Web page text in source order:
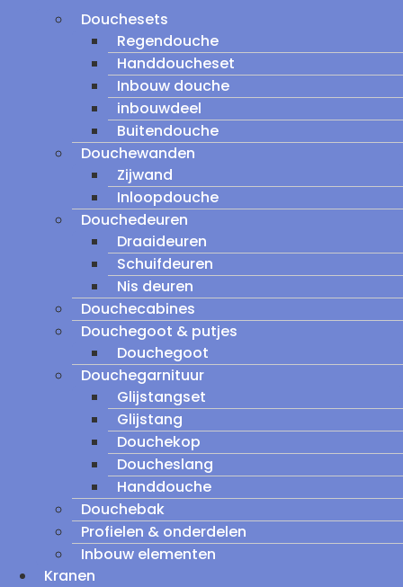
Douchesets
Regendouche
Handdoucheset
Inbouw douche
inbouwdeel
Buitendouche
Douchewanden
Zijwand
Inloopdouche
Douchedeuren
Draaideuren
Schuifdeuren
Nis deuren
Douchecabines
Douchegoot & putjes
Douchegoot
Douchegarnituur
Glijstangset
Glijstang
Douchekop
Doucheslang
Handdouche
Douchebak
Profielen & onderdelen
Inbouw elementen
Kranen